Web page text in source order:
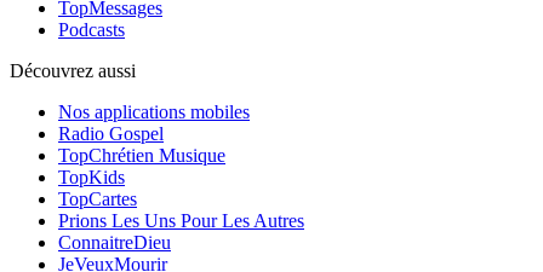
TopMessages
Podcasts
Découvrez aussi
Nos applications mobiles
Radio Gospel
TopChrétien Musique
TopKids
TopCartes
Prions Les Uns Pour Les Autres
ConnaitreDieu
JeVeuxMourir